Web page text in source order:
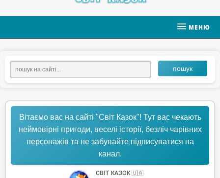
МЕНЮ
пошук
Вітаємо вас на сайті "Світ Казок"! Тут вас чекають
неймовірні пригоди, веселі історії, безліч чарівних
персонажів та не забувайте підписуватися на
канал.